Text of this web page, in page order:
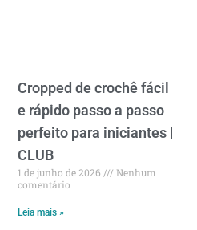
Cropped de crochê fácil
e rápido passo a passo
perfeito para iniciantes |
CLUB
1 de junho de 2026
Nenhum
comentário
Leia mais »